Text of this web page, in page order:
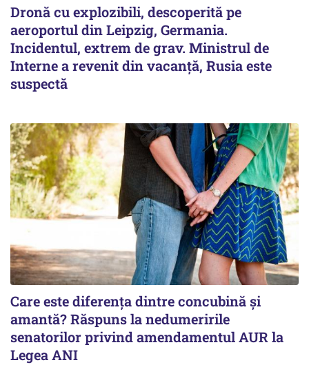
Dronă cu explozibili, descoperită pe
aeroportul din Leipzig, Germania.
Incidentul, extrem de grav. Ministrul de
Interne a revenit din vacanță, Rusia este
suspectă
Care este diferența dintre concubină și
amantă? Răspuns la nedumeririle
senatorilor privind amendamentul AUR la
Legea ANI